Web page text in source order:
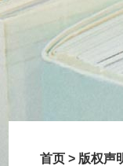
首页 > 版权声